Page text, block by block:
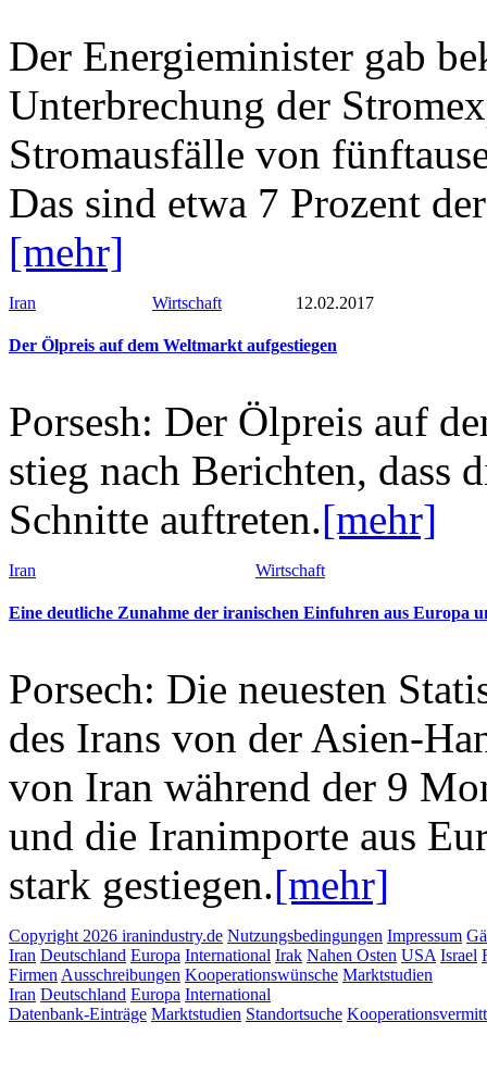
Der Energieminister gab
Unterbrechung der
Stromausfälle von
Das sind etwa 7 Prozent
[mehr]
Iran Wirtschaft 12.02.2017
Der Ölpreis auf dem Weltmarkt aufgestiegen
Porsesh: Der Ölpreis auf
stieg nach Berichten, dass
Schnitte auftreten.[mehr]
Iran Wirtschaft
Eine deutliche Zunahme der iranischen Einfuhren aus Europa
Porsech: Die neuesten
des Irans von der Asien-
von Iran während der 9
und die Iranimporte aus
stark gestiegen.[mehr]
Copyright 2026 iranindustry.de Nutzungsbedingungen Impressum
Iran Deutschland Europa International Irak Nahen Osten USA Israel
Firmen Ausschreibungen Kooperationswünsche Marktstudien
Iran Deutschland Europa International
Datenbank-Einträge Marktstudien Standortsuche